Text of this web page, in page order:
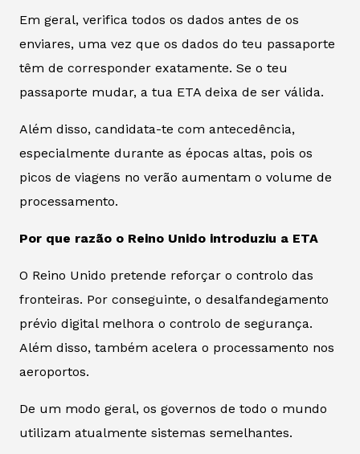
Em geral, verifica todos os dados antes de os
enviares, uma vez que os dados do teu passaporte
têm de corresponder exatamente. Se o teu
passaporte mudar, a tua ETA deixa de ser válida.
Além disso, candidata-te com antecedência,
especialmente durante as épocas altas, pois os
picos de viagens no verão aumentam o volume de
processamento.
Por que razão o Reino Unido introduziu a ETA
O Reino Unido pretende reforçar o controlo das
fronteiras. Por conseguinte, o desalfandegamento
prévio digital melhora o controlo de segurança.
Além disso, também acelera o processamento nos
aeroportos.
De um modo geral, os governos de todo o mundo
utilizam atualmente sistemas semelhantes.